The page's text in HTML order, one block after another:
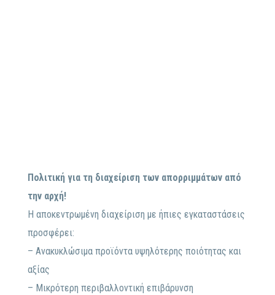
Πολιτική για τη διαχείριση των απορριμμάτων από
την αρχή!
Η αποκεντρωμένη διαχείριση με ήπιες εγκαταστάσεις
προσφέρει:
– Ανακυκλώσιμα προϊόντα υψηλότερης ποιότητας και
αξίας
– Μικρότερη περιβαλλοντική επιβάρυνση